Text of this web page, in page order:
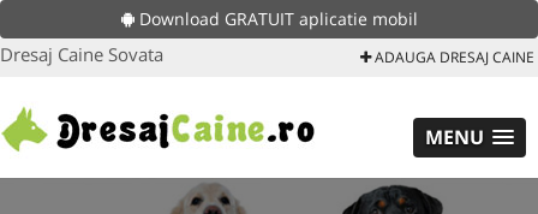
Download GRATUIT aplicatie mobil
Dresaj Caine Sovata ADAUGA DRESAJ CAINE
MENU